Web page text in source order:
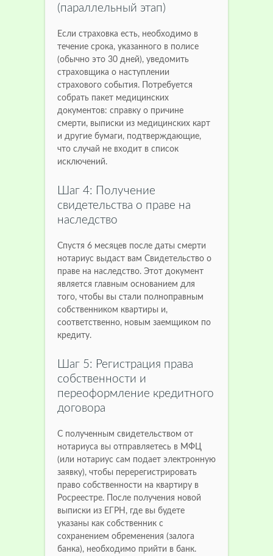
(параллельный этап)
Если страховка есть, необходимо в
течение срока, указанного в полисе
(обычно это 30 дней), уведомить
страховщика о наступлении
страхового события. Потребуется
собрать пакет медицинских
документов: справку о причине
смерти, выписки из медицинских карт
и другие бумаги, подтверждающие,
что случай не входит в список
исключений.
Шаг 4: Получение
свидетельства о праве на
наследство
Спустя 6 месяцев после даты смерти
нотариус выдаст вам Свидетельство о
праве на наследство. Этот документ
является главным основанием для
того, чтобы вы стали полноправным
собственником квартиры и,
соответственно, новым заемщиком по
кредиту.
Шаг 5: Регистрация права
собственности и
переоформление кредитного
договора
С полученным свидетельством от
нотариуса вы отправляетесь в МФЦ
(или нотариус сам подает электронную
заявку), чтобы перерегистрировать
право собственности на квартиру в
Росреестре. После получения новой
выписки из ЕГРН, где вы будете
указаны как собственник с
сохранением обременения (залога
банка), необходимо прийти в банк.